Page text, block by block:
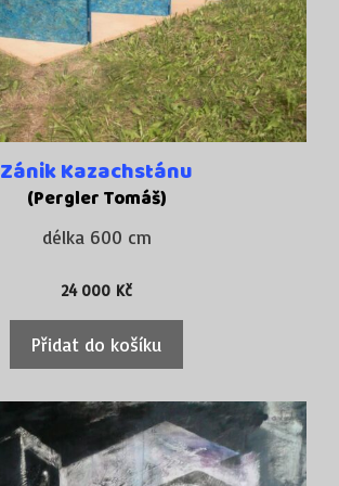
Zánik Kazachstánu
(Pergler Tomáš)
délka 600 cm
24 000 Kč
Přidat do košíku